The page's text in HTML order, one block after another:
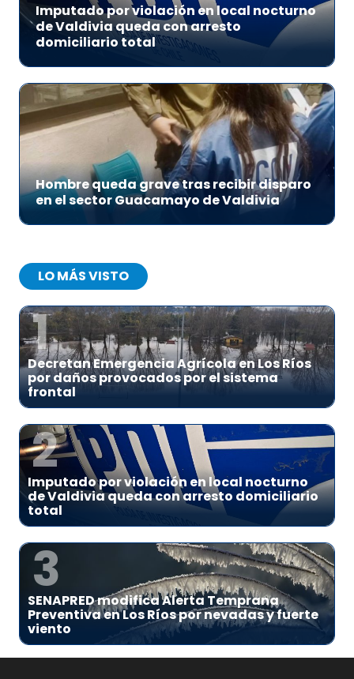
Imputado por violación en local nocturno
de Valdivia queda con arresto
domiciliario total
Hombre queda grave tras recibir disparo
en el sector Guacamayo de Valdivia
LO MÁS VISTO
1
Decretan Emergencia Agrícola en Los Ríos
por daños provocados por el sistema
frontal
2
Imputado por violación en local nocturno
de Valdivia queda con arresto domiciliario
total
3
SENAPRED modifica Alerta Temprana
Preventiva en Los Ríos por nevadas y fuerte
viento